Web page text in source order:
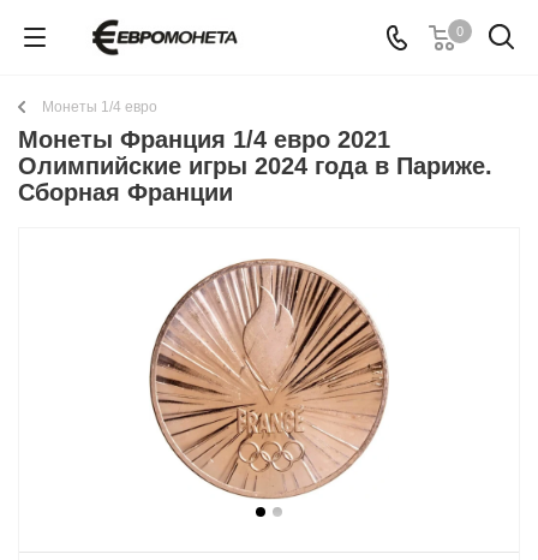
0
Монеты 1/4 евро
Монеты Франция 1/4 евро 2021
Олимпийские игры 2024 года в Париже.
Сборная Франции